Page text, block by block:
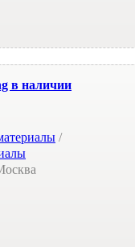
в наличии
/